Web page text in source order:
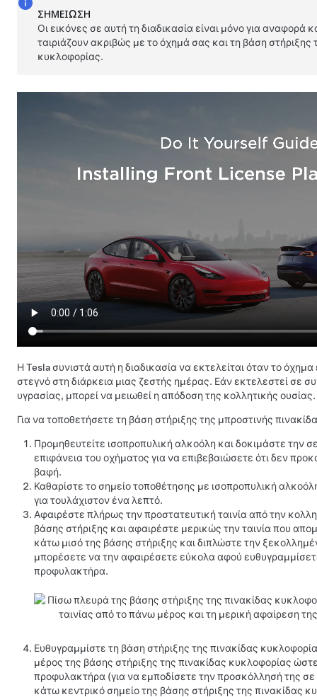
ΣΗΜΕΊΩΣΗ
Οι εικόνες σε αυτή τη διαδικασία είναι μόνο για αναφορά
ταιριάζουν ακριβώς με το όχημά σας και τη βάση στήριξης
κυκλοφορίας.
Η Tesla συνιστά αυτή η διαδικασία να εκτελείται όταν το όχημα
στεγνό στη διάρκεια μιας ζεστής ημέρας. Εάν εκτελεστεί σε
υγρασίας, μπορεί να μειωθεί η απόδοση της κολλητικής ουσίας.
Για να τοποθετήσετε τη βάση στήριξης της μπροστινής
Προμηθευτείτε ισοπροπυλική αλκοόλη και δοκιμάστε την
επιφάνεια του οχήματος για να επιβεβαιώσετε ότι δεν
βαφή.
Καθαρίστε το σημείο τοποθέτησης με ισοπροπυλική
για τουλάχιστον ένα λεπτό.
Αφαιρέστε πλήρως την προστατευτική ταινία από την
βάσης στήριξης και αφαιρέστε μερικώς την ταινία που
κάτω μισό της βάσης στήριξης και διπλώστε την
μπορέσετε να την αφαιρέσετε εύκολα αφού
προφυλακτήρα.
Ευθυγραμμίστε τη βάση στήριξης της πινακίδας
μέρος της βάσης στήριξης της πινακίδας κυκλοφορίας
προφυλακτήρα (για να εμποδίσετε την προσκόλλησή της
κάτω κεντρικό σημείο της βάσης στήριξης της πινακίδας